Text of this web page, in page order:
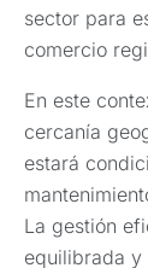
sector para
comercio
En este
cercanía
estará
La gestión
equilibrada y